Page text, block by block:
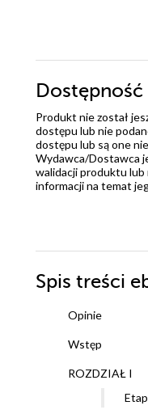
Produkt nie został
dostępu lub nie
dostępu lub są one
Wydawca/Dostawca
walidacji produktu lub
informacji na temat
Spis treści
Opinie
Wstęp
ROZDZIAŁ I